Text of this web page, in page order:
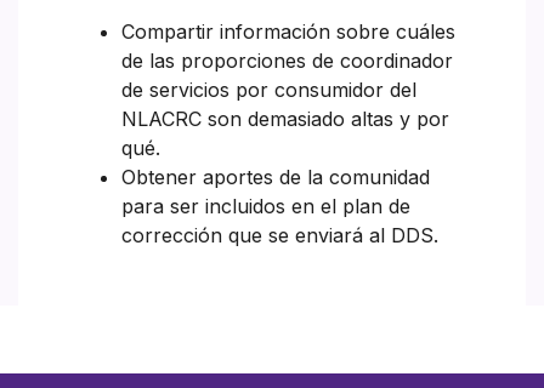
Compartir información sobre cuáles
de las proporciones de coordinador
de servicios por consumidor del
NLACRC son demasiado altas y por
qué.
Obtener aportes de la comunidad
para ser incluidos en el plan de
corrección que se enviará al DDS.